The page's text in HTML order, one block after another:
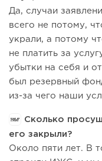
Да, случаи
всего не потому,
украли, а потому
не платить за
убытки на себя и
был резервный
из-за чего наши
Сколько
его закрыли?
Около пяти лет. В